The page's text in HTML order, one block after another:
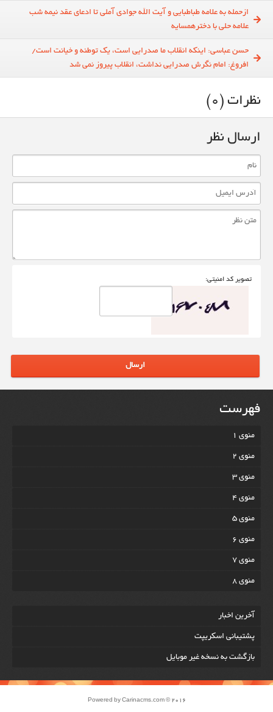
ازحمله به علامه طباطبایی و آیت الله جوادی آملی تا ادعای عقد نیمه شب
علامه حلی با دخترهمسایه
حسن عباسی: اینکه انقلاب ما صدرایی است، یک توطئه و خیانت است/
افروغ: امام نگرش صدرایی نداشت، انقلاب پیروز نمی شد
نظرات (0)
ارسال نظر
تصوير کد امنيتی:
ارسال
فهرست
منوی 1
منوی 2
منوی 3
منوی 4
منوی 5
منوی 6
منوی 7
منوی 8
آخرين اخبار
پشتیبانی اسکریپت
بازگشت به نسخه غير موبایل
Powered by Carinacms.com© 2016